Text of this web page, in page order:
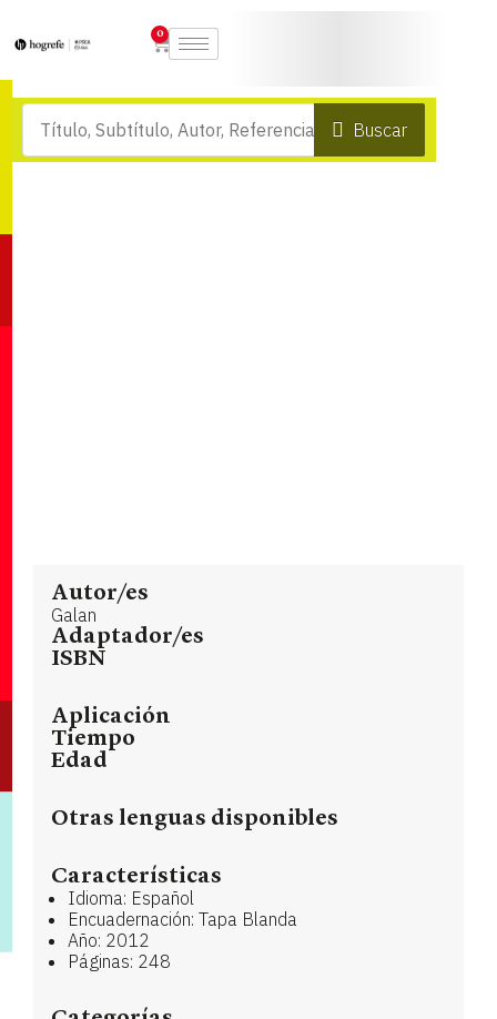
0
Buscar
Autor/es
Galan
Adaptador/es
ISBN
Aplicación
Tiempo
Edad
Otras lenguas disponibles
Características
Idioma: Español
Encuadernación: Tapa Blanda
Año: 2012
Páginas: 248